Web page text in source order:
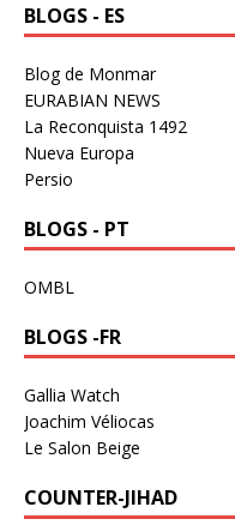
BLOGS - ES
Blog de Monmar
EURABIAN NEWS
La Reconquista 1492
Nueva Europa
Persio
BLOGS - PT
OMBL
BLOGS -FR
Gallia Watch
Joachim Véliocas
Le Salon Beige
COUNTER-JIHAD